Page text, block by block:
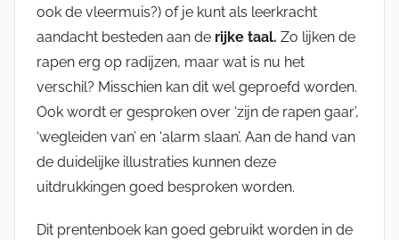
ook de vleermuis?) of je kunt als leerkracht
aandacht besteden aan de rijke taal. Zo lijken de
rapen erg op radijzen, maar wat is nu het
verschil? Misschien kan dit wel geproefd worden.
Ook wordt er gesproken over ‘zijn de rapen gaar’,
‘wegleiden van’ en ‘alarm slaan’. Aan de hand van
de duidelijke illustraties kunnen deze
uitdrukkingen goed besproken worden.
Dit prentenboek kan goed gebruikt worden in de